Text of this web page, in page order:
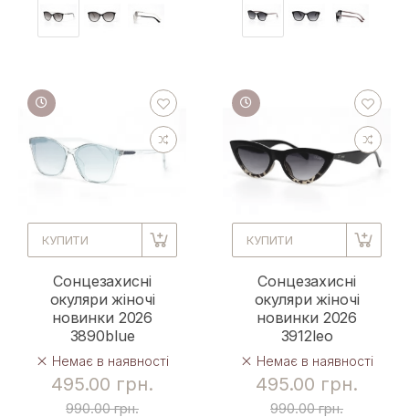
КУПИТИ
Сонцезахисні
окуляри жіночі
новинки 2026
3890blue
Немає в наявності
495.00 грн.
990.00 грн.
КУПИТИ
Сонцезахисні
окуляри жіночі
новинки 2026
3912leo
Немає в наявності
495.00 грн.
990.00 грн.